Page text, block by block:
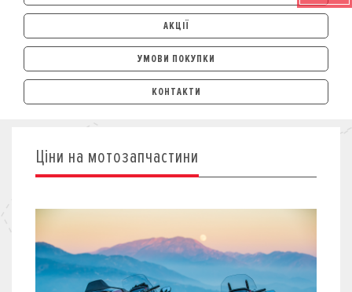
АКЦІЇ
УМОВИ ПОКУПКИ
АВТОМОБІЛІ
ЛІЗИНГ
КРЕДИТ
КОРПОРАТИВНИМ КЛІЄНТАМ
КОРПОРАТИВНИМ КЛІЄНТАМ
КОНТАКТИ
Ціни на мотозапчастини